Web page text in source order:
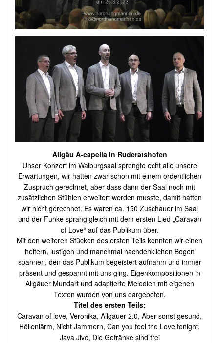
Allgäu A-capella in Ruderatshofen
Unser Konzert im Walburgsaal sprengte echt alle unsere
Erwartungen, wir hatten zwar schon mit einem ordentlichen
Zuspruch gerechnet, aber dass dann der Saal noch mit
zusätzlichen Stühlen erweitert werden musste, damit hatten
wir nicht gerechnet. Es waren ca. 150 Zuschauer im Saal
und der Funke sprang gleich mit dem ersten Lied „Caravan
of Love“ auf das Publikum über.
Mit den weiteren Stücken des ersten Teils konnten wir einen
heitern, lustigen und manchmal nachdenklichen Bogen
spannen, den das Publikum begeistert aufnahm und immer
präsent und gespannt mit uns ging. Eigenkompositionen in
Allgäuer Mundart und adaptierte Melodien mit eigenen
Texten wurden von uns dargeboten.
Titel des ersten Teils:
Caravan of love, Veronika, Allgäuer 2.0, Aber sonst gesund,
Höllenlärm, Nicht Jammern, Can you feel the Love tonight,
Java Jive, Die Getränke sind frei